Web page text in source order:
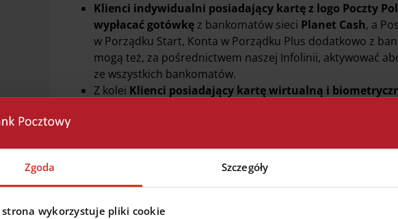
Zgoda Szczegóły
strona wykorzystuje pliki cookie
Klienci indywidualni posiadający kartę z logo Poczty
wypłacać gotówkęz bankomatów sieci Planet Cash, a
w Porządku Start, Konta w Porządku Plus dodatkowo z
mogą też, za pośrednictwem naszej Infolinii, aktywować
ze wszystkich bankomatów.
Z kolei Klienci posiadający kartę wirtualną i
, przy
z wykorzystaniem kart
Wpłat gotówki można również dokonywać zbliżeniowo
funkcjonalność. Informacja o opłatach za korzystanie z
znajduje się tutaj